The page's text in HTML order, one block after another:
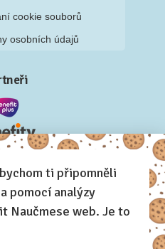
cookie souborů
osobních údajů
ti připomněli
pomocí analýzy
Naučmese web. Je to